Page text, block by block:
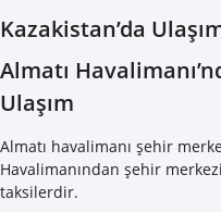
Kazakistan’da
Almatı
Ulaşım
Almatı havalimanı şehir
Havalimanından şehir
taksilerdir.